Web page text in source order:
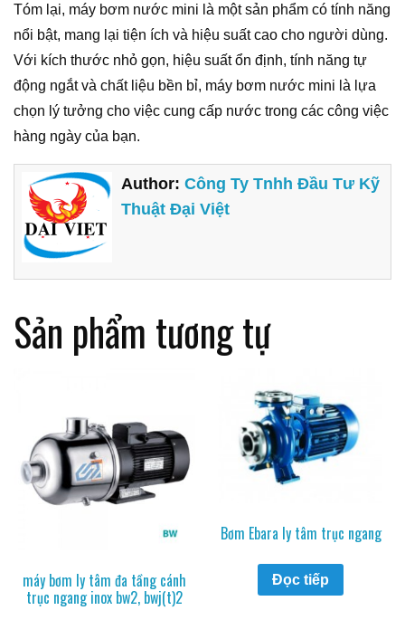
Tóm lại, máy bơm nước mini là một sản phẩm có tính năng
nổi bật, mang lại tiện ích và hiệu suất cao cho người dùng.
Với kích thước nhỏ gọn, hiệu suất ổn định, tính năng tự
động ngắt và chất liệu bền bỉ, máy bơm nước mini là lựa
chọn lý tưởng cho việc cung cấp nước trong các công việc
hàng ngày của bạn.
Author:Công Ty Tnhh Đầu Tư Kỹ
Thuật Đại Việt
Sản phẩm tương tự
máy bơm ly tâm đa tầng cánh
trục ngang inox bw2, bwj(t)2
Bơm Ebara ly tâm trục ngang
Đọc tiếp